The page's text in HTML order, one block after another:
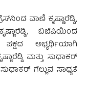
ವಾಣಿ ಕೃಷ್ಣಾರೆಡ್ಡಿ,
ಬಿಜೆಪಿಯಿಂದ
ಅಭ್ಯರ್ಥಿಯಾಗಿ
ಮತ್ತು ಸುಧಾಕರ್
ಗೆಲ್ಲುವ ಸಾಧ್ಯತೆ